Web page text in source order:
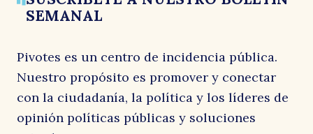
SEMANAL
Pivotes es un centro de incidencia pública.
Nuestro propósito es promover y conectar
con la ciudadanía, la política y los líderes de
opinión políticas públicas y soluciones